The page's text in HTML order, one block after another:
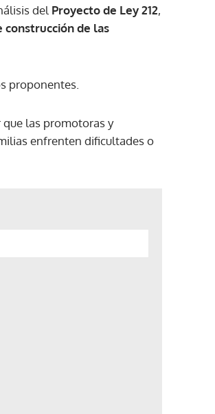
del Proyecto de Ley 212,
construcción de las
proponentes.
las promotoras y
enfrenten dificultades o